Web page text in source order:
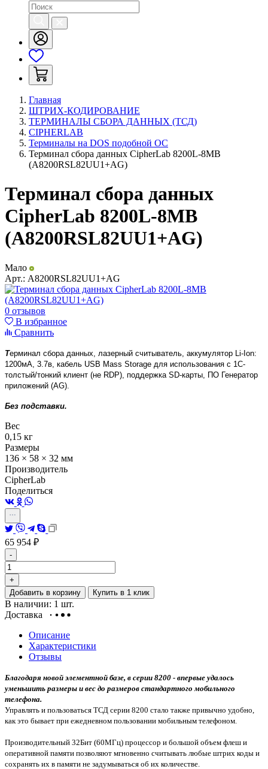
Главная
ШТРИХ-КОДИРОВАНИЕ
ТЕРМИНАЛЫ СБОРА ДАННЫХ (ТСД)
CIPHERLAB
Терминалы на DOS подобной ОС
Терминал сбора данных CipherLab 8200L-8MB
(A8200RSL82UU1+AG)
Терминал сбора данных
CipherLab 8200L-8MB
(A8200RSL82UU1+AG)
Мало
Арт.: A8200RSL82UU1+AG
0 отзывов
В избранное
Сравнить
Терминал сбора данных, лазерный считыватель, аккумулятор
Li-Ion:
1200мА, 3.7в , кабель USB Mass Storage для использования с 1С-
толстый/тонкий клиент (не RDP), поддержка SD-карты, ПО Генератор
приложений (AG).
Без подставки.
Вес
0,15 кг
Размеры
136 × 58 × 32 мм
Производитель
CipherLab
Поделиться
65 954 ₽
-
+
Добавить в корзину
Купить в 1 клик
В наличии: 1 шт.
Доставка
Описание
Характеристики
Отзывы
Благодаря новой элементной базе, в серии 8200 - впервые удалось
уменьшить размеры и вес до размеров стандартного мобильного
телефона.
Управлять и пользоваться ТСД серии 8200 стало также привычно удобно,
как это бывает при ежедневном пользовании мобильным телефоном.
Производительный 32Бит (60МГц) процессор и большой объем флеш и
оперативной памяти позволяют мгновенно считывать любые штрих коды и
сохранять их в памяти не задумываться об их количестве.